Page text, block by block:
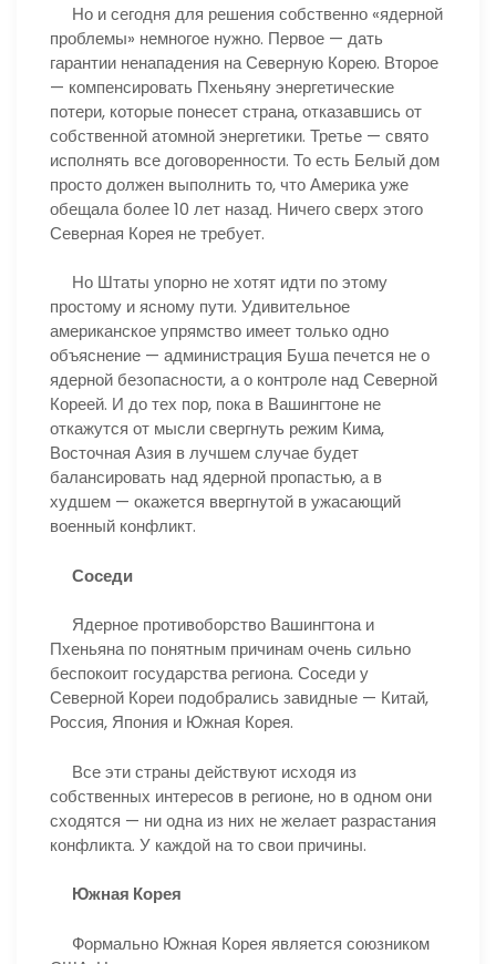
Но и сегодня для решения собственно «ядерной
проблемы» немногое нужно. Первое — дать
гарантии ненападения на Северную Корею. Второе
— компенсировать Пхеньяну энергетические
потери, которые понесет страна, отказавшись от
собственной атомной энергетики. Третье — свято
исполнять все договоренности. То есть Белый дом
просто должен выполнить то, что Америка уже
обещала более 10 лет назад. Ничего сверх этого
Северная Корея не требует.
Но Штаты упорно не хотят идти по этому
простому и ясному пути. Удивительное
американское упрямство имеет только одно
объяснение — администрация Буша печется не о
ядерной безопасности, а о контроле над Северной
Кореей. И до тех пор, пока в Вашингтоне не
откажутся от мысли свергнуть режим Кима,
Восточная Азия в лучшем случае будет
балансировать над ядерной пропастью, а в
худшем — окажется ввергнутой в ужасающий
военный конфликт.
Соседи
Ядерное противоборство Вашингтона и
Пхеньяна по понятным причинам очень сильно
беспокоит государства региона. Соседи у
Северной Кореи подобрались завидные — Китай,
Россия, Япония и Южная Корея.
Все эти страны действуют исходя из
собственных интересов в регионе, но в одном они
сходятся — ни одна из них не желает разрастания
конфликта. У каждой на то свои причины.
Южная Корея
Формально Южная Корея является союзником